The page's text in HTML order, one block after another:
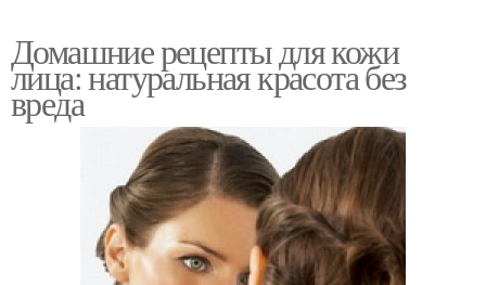
Домашние рецепты для кожи
лица: натуральная красота без
вреда